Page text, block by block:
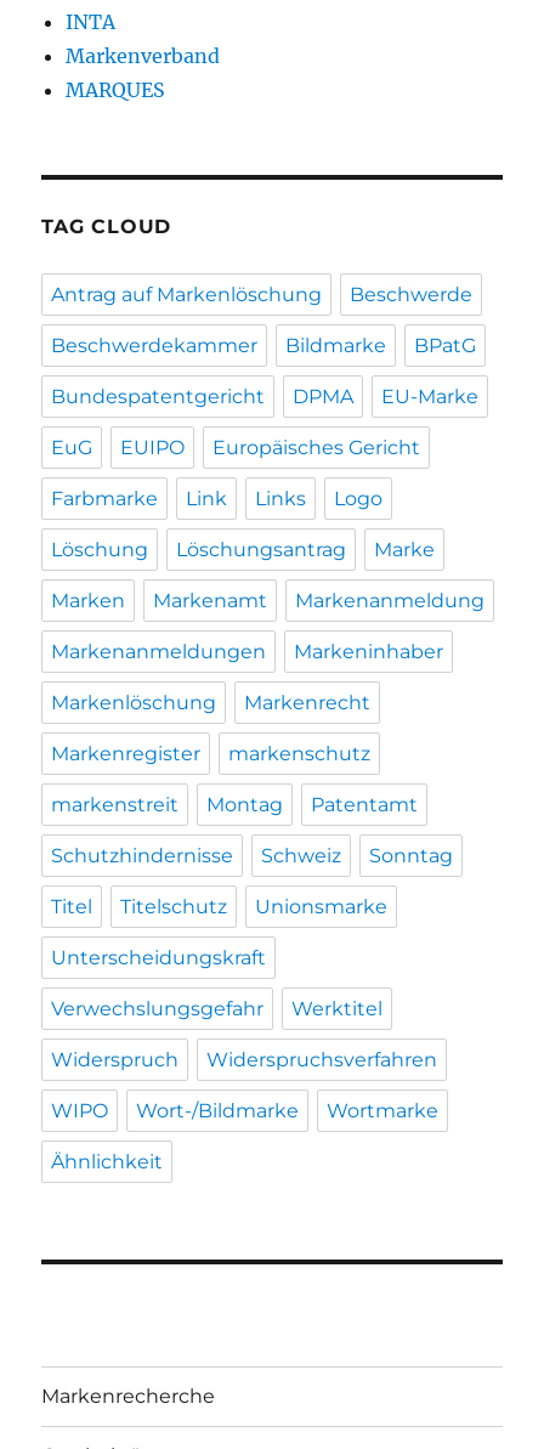
INTA
Markenverband
MARQUES
TAG CLOUD
Antrag auf Markenlöschung Beschwerde
Beschwerdekammer Bildmarke BPatG
Bundespatentgericht DPMA EU-Marke
EuG EUIPO Europäisches Gericht
Farbmarke Link Links Logo
Löschung Löschungsantrag Marke
Marken Markenamt Markenanmeldung
Markenanmeldungen Markeninhaber
Markenlöschung Markenrecht
Markenregister markenschutz
markenstreit Montag Patentamt
Schutzhindernisse Schweiz Sonntag
Titel Titelschutz Unionsmarke
Unterscheidungskraft
Verwechslungsgefahr Werktitel
Widerspruch Widerspruchsverfahren
WIPO Wort-/Bildmarke Wortmarke
Ähnlichkeit
Markenrecherche